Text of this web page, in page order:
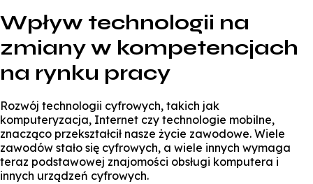
Wpływ technologii na
zmiany w kompetencjach
na rynku pracy
Rozwój technologii cyfrowych, takich jak
komputeryzacja, Internet czy technologie mobilne,
znacząco przekształcił nasze życie zawodowe. Wiele
zawodów stało się cyfrowych, a wiele innych wymaga
teraz podstawowej znajomości obsługi komputera i
innych urządzeń cyfrowych.